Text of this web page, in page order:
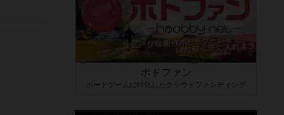
ボドファン
ボードゲームに特化したクラウドファンディング